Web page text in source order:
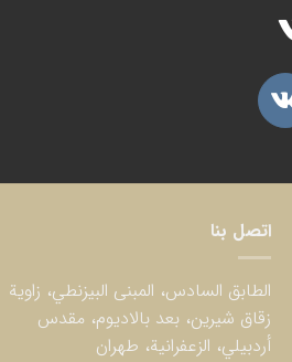
اتصل بنا
الطابق السادس، المبنى البيزنطي، زاوية
زقاق شيرين، بعد بالاديوم، مقدس
أردبيلي، الزعفرانية، طهران